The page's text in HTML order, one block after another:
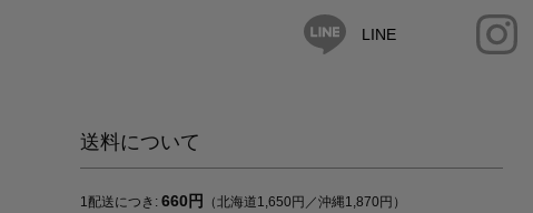
LINE
送料について
1配送につき: 660円
（北海道1,650円／沖縄1,870円）